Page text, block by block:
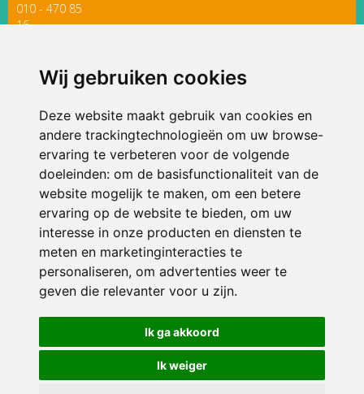
Wij gebruiken cookies
Deze website maakt gebruik van cookies en
andere trackingtechnologieën om uw browse-
ervaring te verbeteren voor de volgende
doeleinden: om de basisfunctionaliteit van de
website mogelijk te maken, om een betere
ervaring op de website te bieden, om uw
interesse in onze producten en diensten te
meten en marketinginteracties te
personaliseren, om advertenties weer te
geven die relevanter voor u zijn.
Ik ga akkoord
Ik weiger
010 - 470 85
16
ONDERDEEL VAN
© 2026 Avonturijn | Alle rechten voorbehouden
Privacy policy|Disclaimer| Klachtenregeling|RSIN en Anbi
voorkeuren
Crealisatie The MindOffice